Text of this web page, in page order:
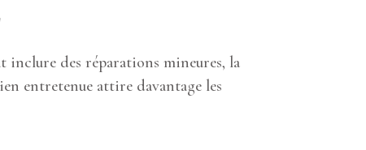
inclure des réparations mineures, la
entretenue attire davantage les